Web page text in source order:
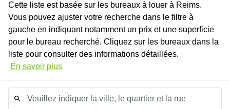
produits
Bureau
Centre
d’affaires
Coworking
Salles
de
Paris
Lille
Lyon
Bordeaux
Marseille
Nantes
Centres
d'affaires
Location
Lille
Coworking
Paris
Qui sommes-nous?
Publier un local
Connexion
Cette liste est basée sur les bureaux à louer à Reims.
Vous pouvez ajuster votre recherche dans le filtre à
gauche en indiquant notamment un prix et une superficie
pour le bureau recherché. Cliquez sur les bureaux dans la
liste pour consulter des informations détaillées.
En savoir plus